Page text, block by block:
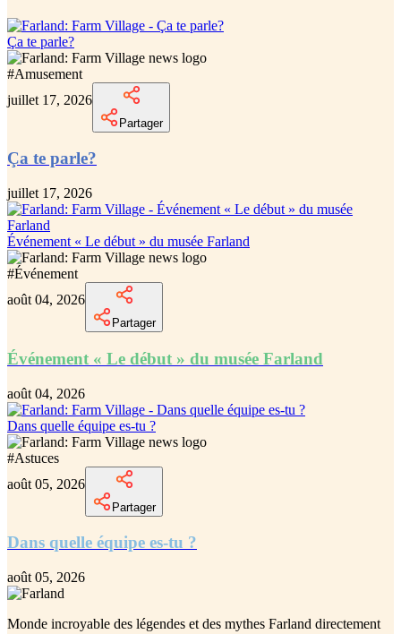
Ça te parle?
#Amusement
juillet 17, 2026
Partager
Ça te parle?
juillet 17, 2026
Événement « Le début » du musée Farland
#Événement
août 04, 2026
Partager
Événement « Le début » du musée Farland
août 04, 2026
Dans quelle équipe es-tu ?
#Astuces
août 05, 2026
Partager
Dans quelle équipe es-tu ?
août 05, 2026
Monde incroyable des légendes et des mythes Farland directement